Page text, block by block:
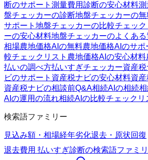
断のサポート 測量費用診断の安心材料測
盤チェッカーの診断地盤チェッカーの無
サポート 地盤チェッカーの比較チェック
ーの安心材料地盤チェッカーのよくある
相場農地価格AIの無料農地価格AIのサポ
較チェックリスト 農地価格AIの安心材料
払いの調べ方払いすぎチェッカー資産
ビのサポート 資産税ナビの安心材料資
資産税ナビの相談前Q&A相続AIの相続
AIの運用の流れ相続AIの比較チェックリ
検索語ファミリー
見込み額・相場経年劣化退去・原状回復
退去費用 払いすぎ診断の検索語ファミ